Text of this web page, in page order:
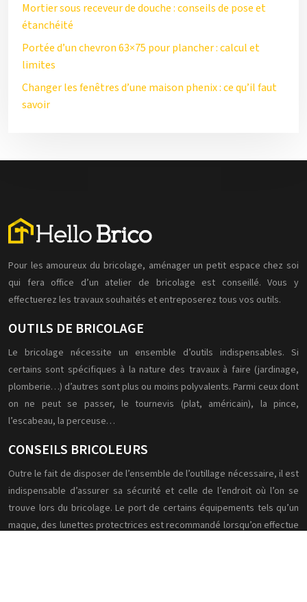
Mortier sous receveur de douche : conseils de pose et
étanchéité
Portée d’un chevron 63×75 pour plancher : calcul et
limites
Changer les fenêtres d’une maison phenix : ce qu’il faut
savoir
Pour les amoureux du bricolage, aménager un petit espace chez soi
qui fera office d’un atelier de bricolage est conseillé. Vous y
effectuerez les travaux souhaités et entreposerez tous vos outils.
OUTILS DE BRICOLAGE
Le bricolage nécessite un ensemble d’outils indispensables. Si
certains sont spécifiques à la nature des travaux à faire (jardinage,
plomberie…) d’autres sont plus ou moins polyvalents. Parmi ceux dont
on ne peut se passer, le tournevis (plat, américain), la pince,
l’escabeau, la perceuse…
CONSEILS BRICOLEURS
Outre le fait de disposer de l’ensemble de l’outillage nécessaire, il est
indispensable d’assurer sa sécurité et celle de l’endroit où l’on se
trouve lors du bricolage. Le port de certains équipements tels qu’un
maque, des lunettes protectrices est recommandé lorsqu’on effectue